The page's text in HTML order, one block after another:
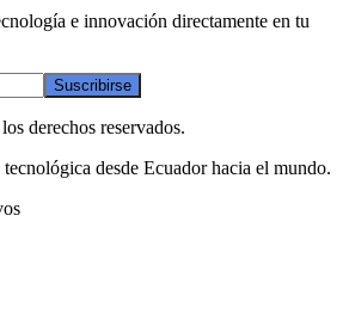
e innovación directamente en tu
Suscribirse
derechos reservados.
desde Ecuador hacia el mundo.